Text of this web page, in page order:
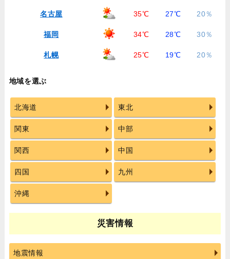
名古屋 35℃ 27℃ 20％
福岡 34℃ 28℃ 30％
札幌 25℃ 19℃ 20％
地域を選ぶ
北海道 東北
関東 中部
関西 中国
四国 九州
沖縄
災害情報
地震情報